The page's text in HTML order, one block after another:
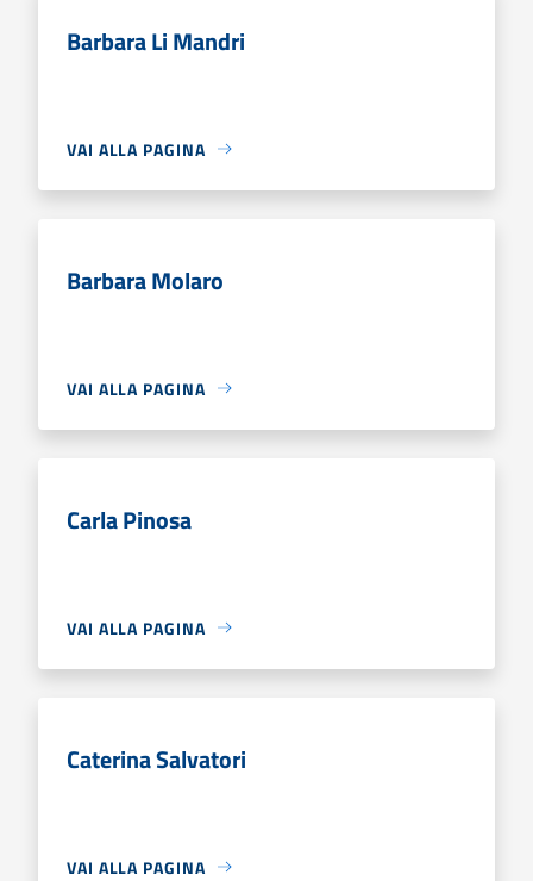
Barbara Li Mandri
VAI ALLA PAGINA
Barbara Molaro
VAI ALLA PAGINA
Carla Pinosa
VAI ALLA PAGINA
Caterina Salvatori
VAI ALLA PAGINA